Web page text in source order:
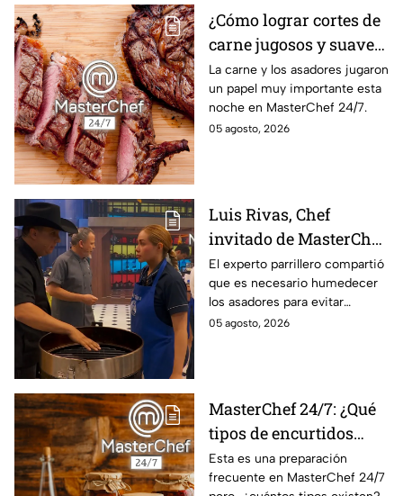
¿Cómo lograr cortes de
carne jugosos y suaves
al estilo MasterChef
24/7?
La carne y los asadores jugaron
un papel muy importante esta
noche en MasterChef 24/7.
05 agosto, 2026
Luis Rivas, Chef
invitado de MasterChef
24/7 destaca la
importancia del agua
para la preparación de
cualquier asado
El experto parrillero compartió
que es necesario humedecer
los asadores para evitar
accidentes
05 agosto, 2026
MasterChef 24/7: ¿Qué
tipos de encurtidos
hay?
Esta es una preparación
frecuente en MasterChef 24/7